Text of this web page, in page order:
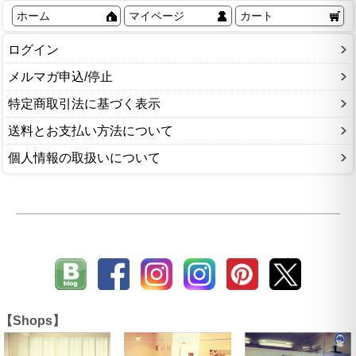
ホーム マイページ カート
ログイン
メルマガ申込/停止
特定商取引法に基づく表示
送料とお支払い方法について
個人情報の取扱いについて
【Shops】